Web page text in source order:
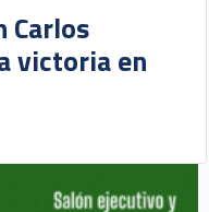
Carlos
victoria en